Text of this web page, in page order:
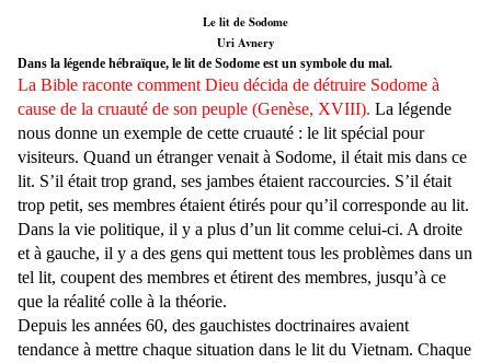
Le lit de Sodome
Uri Avnery
Dans la légende hébraïque, le lit de Sodome est un symbole du mal.
La Bible raconte comment Dieu décida de détruire Sodome à
cause de la cruauté de son peuple (Genèse, XVIII). La légende
nous donne un exemple de cette cruauté : le lit spécial pour
visiteurs. Quand un étranger venait à Sodome, il était mis dans ce
lit. S’il était trop grand, ses jambes étaient raccourcies. S’il était
trop petit, ses membres étaient étirés pour qu’il corresponde au lit.
Dans la vie politique, il y a plus d’un lit comme celui-ci. A droite
et à gauche, il y a des gens qui mettent tous les problèmes dans un
tel lit, coupent des membres et étirent des membres, jusqu’à ce
que la réalité colle à la théorie.
Depuis les années 60, des gauchistes doctrinaires avaient
tendance à mettre chaque situation dans le lit du Vietnam. Chaque